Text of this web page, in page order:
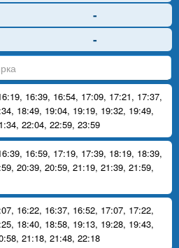
-
-
, 16:39, 16:54, 17:09, 17:21, 17:37,
, 18:49, 19:04, 19:19, 19:32, 19:49,
, 22:04, 22:59, 23:59
, 16:59, 17:19, 17:39, 18:19, 18:39,
, 20:39, 20:59, 21:19, 21:39, 21:59,
, 16:22, 16:37, 16:52, 17:07, 17:22,
, 18:40, 18:58, 19:13, 19:28, 19:43,
, 21:18, 21:48, 22:18